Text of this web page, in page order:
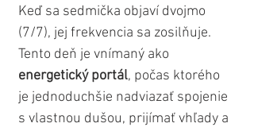
Keď sa sedmička objaví dvojmo
(7/7), jej frekvencia sa zosilňuje.
Tento deň je vnímaný ako
energetický portál, počas ktorého
je jednoduchšie nadviazať spojenie
s vlastnou dušou, prijímať vhľady a